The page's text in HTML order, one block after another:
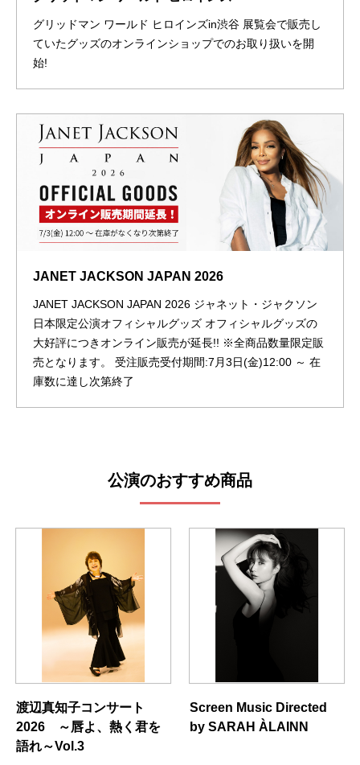
グリッドマン ワールド ヒロインズin渋谷 展覧会で販売し
ていたグッズのオンラインショップでのお取り扱いを開
始!
JANET JACKSON JAPAN 2026
JANET JACKSON JAPAN 2026 ジャネット・ジャクソン
日本限定公演オフィシャルグッズ オフィシャルグッズの
大好評につきオンライン販売が延長!! ※全商品数量限定販
売となります。 受注販売受付期間:7月3日(金)12:00 ～ 在
庫数に達し次第終了
公演のおすすめ商品
渡辺真知子コンサート
2026 ～唇よ、熱く君を
語れ～Vol.3
Screen Music Directed
by SARAH ÀLAINN